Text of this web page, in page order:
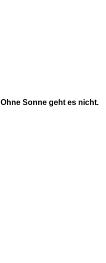
Ohne Sonne geht es nicht.